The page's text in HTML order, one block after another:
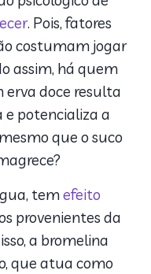
. Pois, fatores
costumam jogar
assim, há quem
erva doce resulta
potencializa a
que o suco
temefeito
provenientes da
a bromelina
que atua como